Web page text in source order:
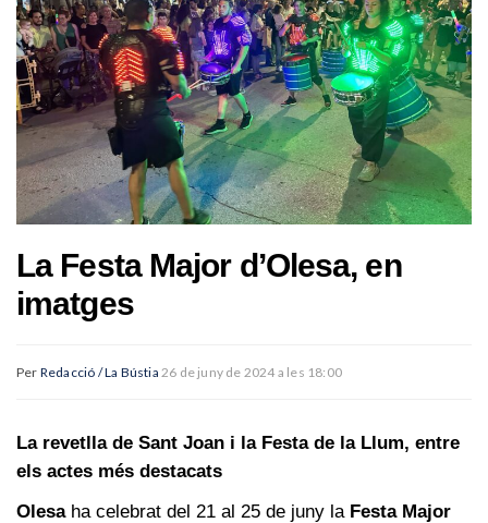
La Festa Major d’Olesa, en
imatges
Per Redacció / La Bústia 26 de juny de 2024 a les 18:00
La revetlla de Sant Joan i la Festa de la Llum, entre
els actes més destacats
Olesaha celebrat del 21 al 25 de juny la Festa Major